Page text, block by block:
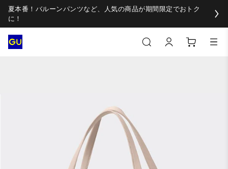
夏本番！バルーンパンツなど、人気の商品が期間限定でおトク
に！